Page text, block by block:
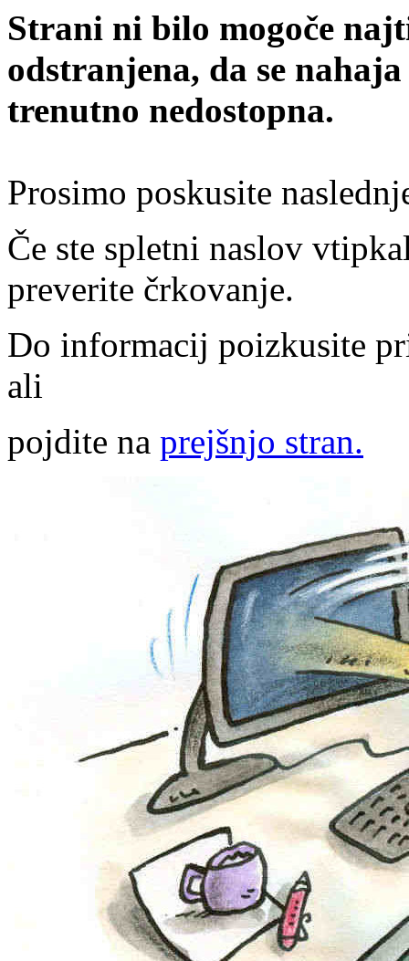
Strani ni bilo mogoče
odstranjena, da se
trenutno nedostopna.
Prosimo poskusite
Če ste spletni naslov
preverite črkovanje.
Do informacij poizkusite
ali
pojdite na prejšnjo stran.